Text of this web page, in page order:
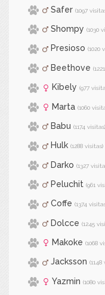
Safer (1097
Shompy (1030
Presioso (1020
Beethove
Kibely (977
Marta (1060
Babu (1174 visitas)
Hulk (1288 visitas)
Darko (1327
Peluchit (961
Coffe (1374
Dolcce (1245
Makoke (1068
Jacksson (1148
Yazmin (1080